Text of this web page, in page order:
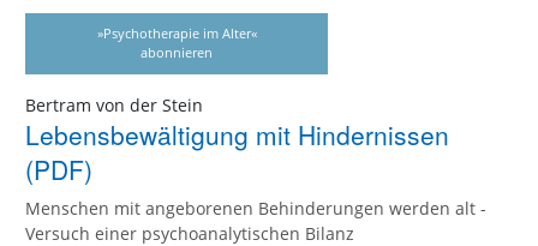
»Psychotherapie im Alter«
abonnieren
Bertram von der Stein
Lebensbewältigung mit Hindernissen
(PDF)
Menschen mit angeborenen Behinderungen werden alt -
Versuch einer psychoanalytischen Bilanz